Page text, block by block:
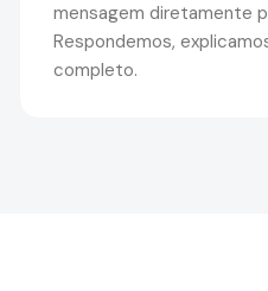
mensagem diretamente
Respondemos,
completo.